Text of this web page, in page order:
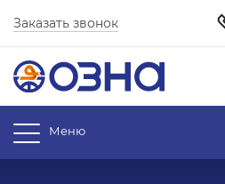
Заказать звонок
Меню